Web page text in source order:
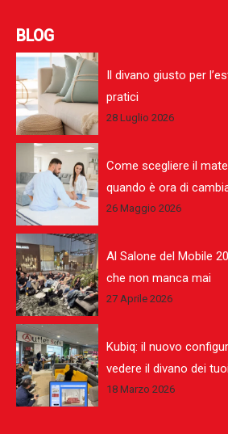
BLOG
Il divano giusto per
pratici
28 Luglio 2026
Come scegliere il
quando è ora di
26 Maggio 2026
Al Salone del Mobile
che non manca mai
27 Aprile 2026
Kubiq: il nuovo
vedere il divano dei
18 Marzo 2026